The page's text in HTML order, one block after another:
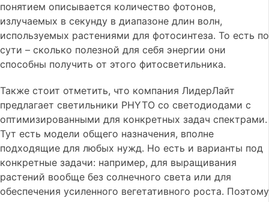
понятием описывается количество фотонов,
излучаемых в секунду в диапазоне длин волн,
используемых растениями для фотосинтеза. То есть по
сути – сколько полезной для себя энергии они
способны получить от этого фитосветильника.
Также стоит отметить, что компания ЛидерЛайт
предлагает светильники PHYTO со светодиодами с
оптимизированными для конкретных задач спектрами.
Тут есть модели общего назначения, вполне
подходящие для любых нужд. Но есть и варианты под
конкретные задачи: например, для выращивания
растений вообще без солнечного света или для
обеспечения усиленного вегетативного роста. Поэтому